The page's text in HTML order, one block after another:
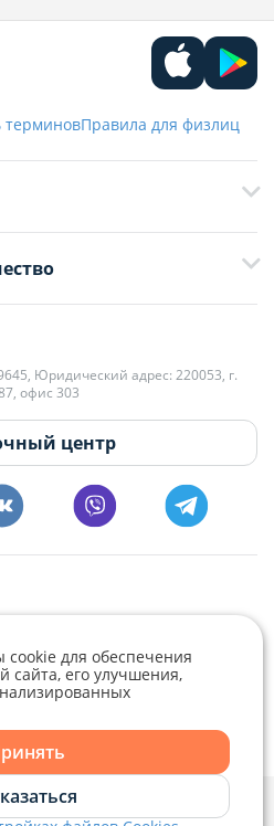
терминовПравила для физлиц
на письма в будние дни с 9:00 до
Филюта
Гладченко
дни с 8:00 до 20:00.
Юридический адрес: 220053, г.
офис 303
центр
иВыбор настроек Cookie
cookie для обеспечения
сайта, его улучшения,